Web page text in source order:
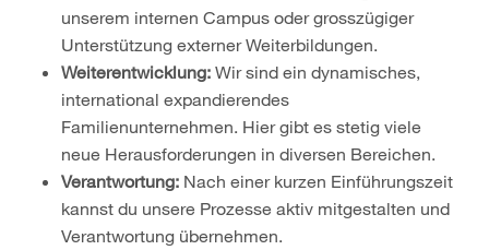
unserem internen Campus oder grosszügiger
Unterstützung externer Weiterbildungen.
Weiterentwicklung: Wir sind ein dynamisches,
international expandierendes
Familienunternehmen. Hier gibt es stetig viele
neue Herausforderungen in diversen Bereichen.
Verantwortung: Nach einer kurzen Einführungszeit
kannst du unsere Prozesse aktiv mitgestalten und
Verantwortung übernehmen.